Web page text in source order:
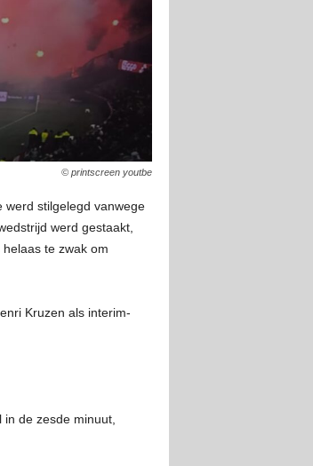
© printscreen youtbe
werd stilgelegd vanwege
werd gestaakt,
te zwak om
Kruzen als interim-
in de zesde minuut,